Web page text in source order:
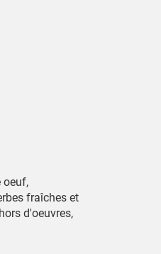
oeuf,
fraîches et
d'oeuvres,